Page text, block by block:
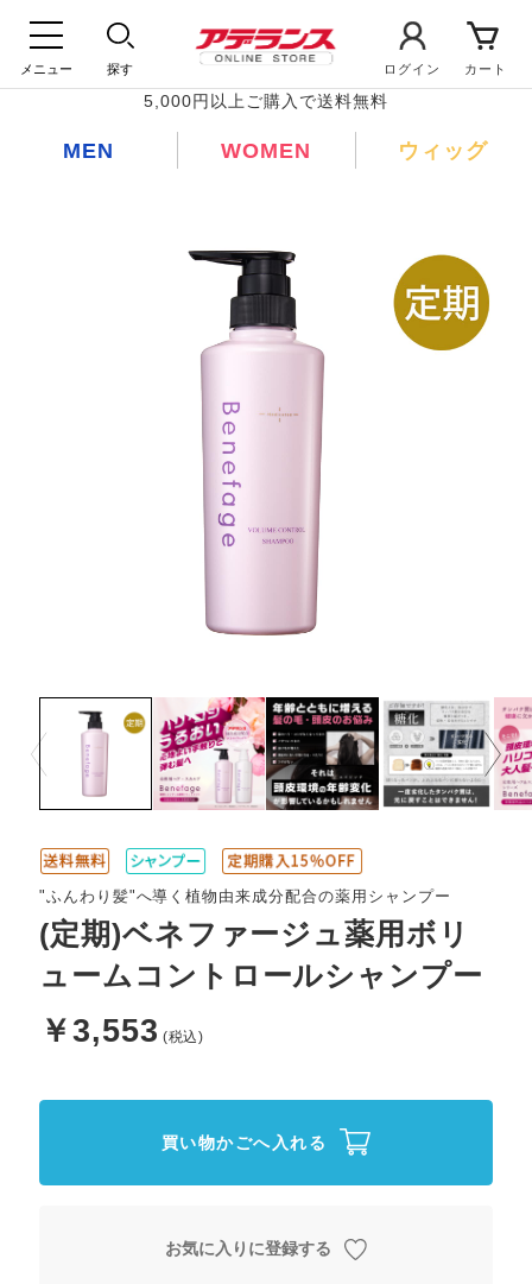
メニュー 探す ログイン カート
5,000円以上ご購入で送料無料
MEN WOMEN ウィッグ
(定期)ベネファージュ薬用ボリ
ュームコントロールシャンプー
"ふんわり髪"へ導く植物由来成分配合の薬用シャンプー
￥3,553
買い物かごへ入れる
お気に入りに登録する